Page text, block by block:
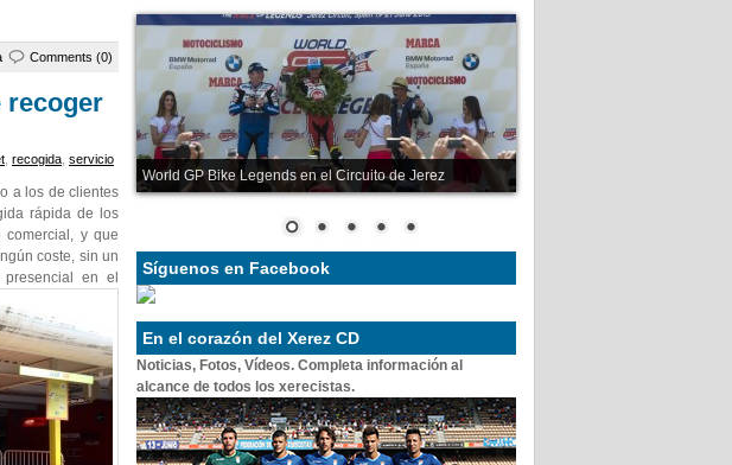
Comments (0)
recoger
recogida servicio
a los de clientes
rápida de los
y que
coste, sin un
en el
World GP Bike Legends en el Circuito de Jerez
Síguenos en Facebook
En el corazón del Xerez CD
Noticias, Fotos, Vídeos. Completa información al
alcance de todos los xerecistas.